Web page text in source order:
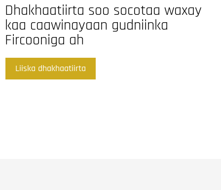
Dhakhaatiirta soo socotaa waxay
kaa caawinayaan gudniinka
Fircooniga ah
Liiska dhakhaatiirta